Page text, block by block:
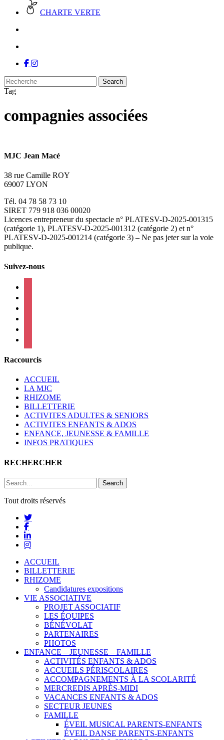
CHARTE VERTE
facebook
instagram
Search
Close
Tag
compagnies associées
MJC Jean Macé
38 rue Camille ROY
69007 LYON
Tél. 04 78 58 73 10
SIRET 779 918 036 00020
Licences entrepreneur du spectacle n° PLATESV-D-2025-001315
(catégorie 1), PLATESV-D-2025-001312 (catégorie 2) et n°
PLATESV-D-2025-001214 (catégorie 3) – Ne pas jeter sur la voie
publique.
Suivez-nous
Raccourcis
ACCUEIL
LA MJC
RHIZOME
BILLETTERIE
ACTIVITES ADULTES & SENIORS
ACTIVITES ENFANTS & ADOS
ENFANCE, JEUNESSE & FAMILLE
INFOS PRATIQUES
RECHERCHER
Search
Tout droits réservés
ACCUEIL
BILLETTERIE
RHIZOME
Candidatures expositions
VIE ASSOCIATIVE
PROJET ASSOCIATIF
LES ÉQUIPES
BÉNÉVOLAT
PARTENAIRES
PHOTOS
ENFANCE – JEUNESSE – FAMILLE
ACTIVITÉS ENFANTS & ADOS
ACCUEILS PÉRISCOLAIRES
ACCOMPAGNEMENTS À LA SCOLARITÉ
MERCREDIS APRÈS-MIDI
VACANCES ENFANTS & ADOS
SECTEUR JEUNES
FAMILLE
ÉVEIL MUSICAL PARENTS-ENFANTS
ÉVEIL DANSE PARENTS-ENFANTS